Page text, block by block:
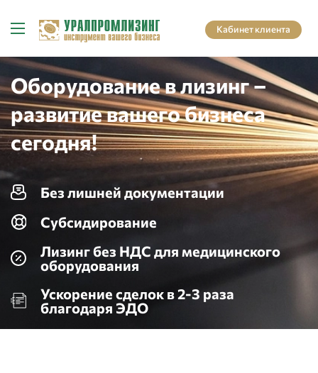
Кабинет клиента
Оборудование в лизинг –
развитие вашего бизнеса
сегодня!
Без лишней документации
Субсидирование
Лизинг без НДС для медицинского
оборудования
Ускорение сделок в 2-3 раза
благодаря ЭДО